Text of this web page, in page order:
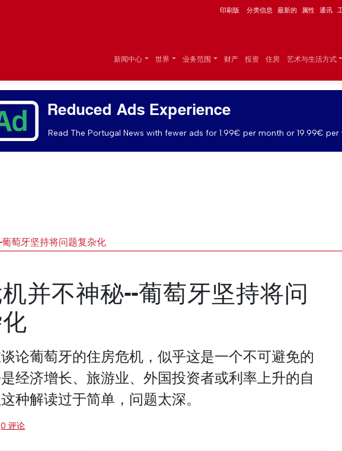
印刷版 分类信息 最新的 属性 通讯
新闻中心 世界 业务范围 财产 投资 住房 艺术与生活方式
Reduced Ads Experience
Read The Portugal News with fewer ads for 1.99€ per month or 19.99€ per
萄牙坚持将问题复杂化
并不神秘--葡萄牙坚持将问
论葡萄牙的住房危机，似乎这是一个不可避免的
经济增长、旅游业、外国投资者或利率上升的自
种解读过于简单，问题太深。
0 评论